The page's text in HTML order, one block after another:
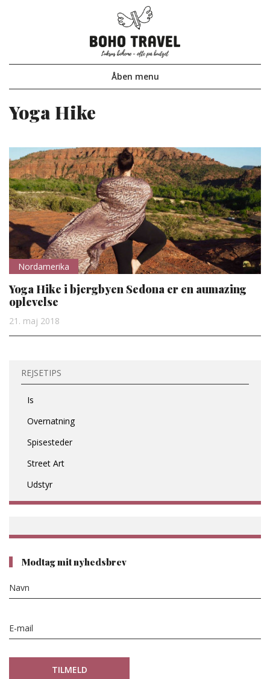
Åben menu
Yoga Hike
Nordamerika
Yoga Hike i bjergbyen Sedona er en aumazing
oplevelse
21. maj 2018
REJSETIPS
Is
Overnatning
Spisesteder
Street Art
Udstyr
Modtag mit nyhedsbrev